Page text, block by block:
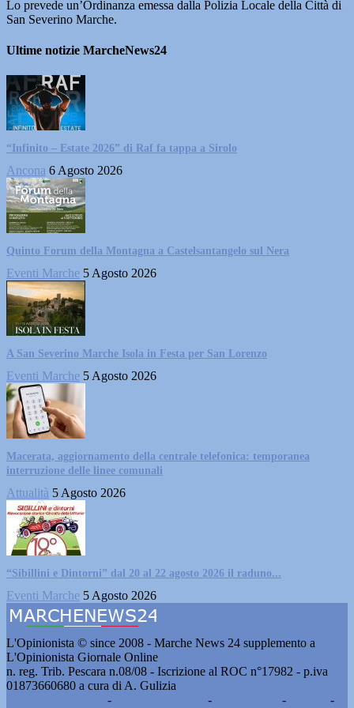
Lo prevede un’Ordinanza emessa dalla Polizia Locale della Città di
San Severino Marche.
Ultime notizie MarcheNews24
“Infinito – Estate 2026” di Raf fa tappa a Sirolo
Ancona 6 Agosto 2026
Quinto Forum della Montagna a Castelsantangelo sul Nera
Eventi Marche 5 Agosto 2026
A San Severino Marche Isola in Festa per San Lorenzo
Eventi Marche 5 Agosto 2026
Macerata, aggiornamento della centrale telefonica: temporanea
interruzione delle linee comunali
Attualità 5 Agosto 2026
“Sibillini e Dintorni” dal 20 al 22 agosto 2026 il raduno...
Eventi Marche 5 Agosto 2026
L'Opinionista © since 2008 - Marche News 24 supplemento a
L'Opinionista Giornale Online
n. reg. Trib. Pescara n.08/08 - Iscrizione al ROC n°17982 - p.iva
01873660680 a cura di A. Gulizia
- - -
-